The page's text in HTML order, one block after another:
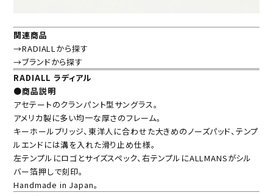
関連商品
→RADIALLから探す
→ブランドから探す
RADIALL ラディアル
●商品説明
アセテートのクランパント型サングラス。
アメリカ製に多い均一な厚さのフレーム。
キーホールブリッジ、東洋人に合わせた大きめのノーズパッド、テンプ
ルエンドには溝を入れた滑り止め仕様。
左テンプルにロゴとサイズスペック、右テンプルにALLMANSがシル
バー箔押しで刻印。
Handmade in Japan。